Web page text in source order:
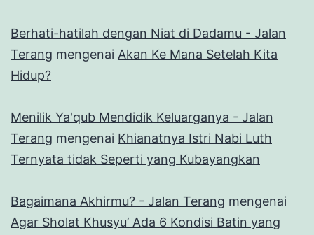
Berhati-hatilah dengan Niat di Dadamu - Jalan
Terang mengenai Akan Ke Mana Setelah Kita
Hidup?
Menilik Ya'qub Mendidik Keluarganya - Jalan
Terang mengenai Khianatnya Istri Nabi Luth
Ternyata tidak Seperti yang Kubayangkan
Bagaimana Akhirmu? - Jalan Terang mengenai
Agar Sholat Khusyu’ Ada 6 Kondisi Batin yang